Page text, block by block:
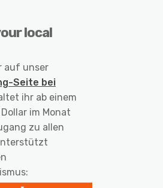
local
auf unser
Seite bei
ihr ab einem
im Monat
zu allen